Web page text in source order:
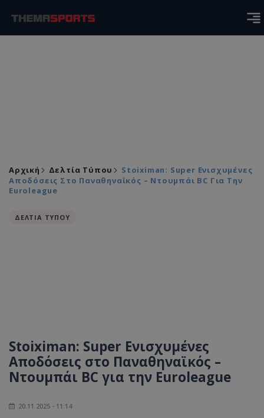
Αρχική Δελτία Τύπου
Stoiximan: Super Ενισχυμένες
Αποδόσεις Στο Παναθηναϊκός – Ντουμπάι BC Για Την
Euroleague
ΔΕΛΤΙΑ ΤΥΠΟΥ
Stoiximan: Super Ενισχυμένες
Αποδόσεις στο Παναθηναϊκός –
Ντουμπάι BC για την Euroleague
20.11.2025 - 11:14